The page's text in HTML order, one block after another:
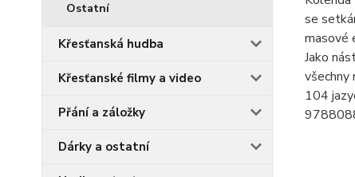
Ostatní
Křesťanská hudba
Křesťanské filmy a video
Přání a záložky
Dárky a ostatní
se
masové
Jako
všechny
104